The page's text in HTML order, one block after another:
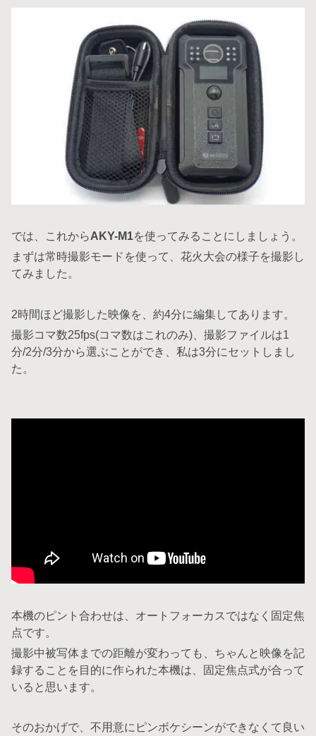
では、これからAKY-M1を使ってみることにしましょう。
まずは常時撮影モードを使って、花火大会の様子を撮影し
てみました。
2時間ほど撮影した映像を、約4分に編集してあります。
撮影コマ数25fps(コマ数はこれのみ)、撮影ファイルは1
分/2分/3分から選ぶことができ、私は3分にセットしまし
た。
本機のピント合わせは、オートフォーカスではなく固定焦
点です。
撮影中被写体までの距離が変わっても、ちゃんと映像を記
録することを目的に作られた本機は、固定焦点式が合って
いると思います。
そのおかげで、不用意にピンボケシーンができなくて良い